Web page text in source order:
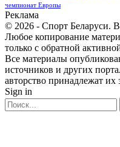
чемпионат Европы
Реклама
© 2026 - Спорт Беларуси.
Любое копирование
только с обратной
Все материалы
источников и других
авторство принадлежат
Sign in